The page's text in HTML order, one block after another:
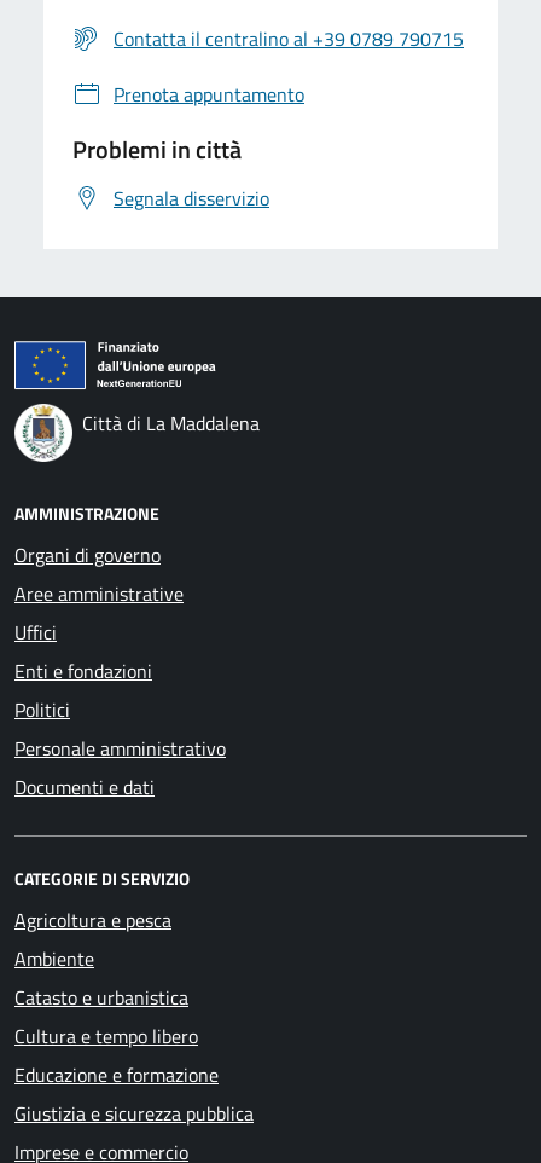
Contatta il centralino al +39 0789 790715
Prenota appuntamento
Problemi in città
Segnala disservizio
Città di La Maddalena
AMMINISTRAZIONE
Organi di governo
Aree amministrative
Uffici
Enti e fondazioni
Politici
Personale amministrativo
Documenti e dati
CATEGORIE DI SERVIZIO
Agricoltura e pesca
Ambiente
Catasto e urbanistica
Cultura e tempo libero
Educazione e formazione
Giustizia e sicurezza pubblica
Imprese e commercio